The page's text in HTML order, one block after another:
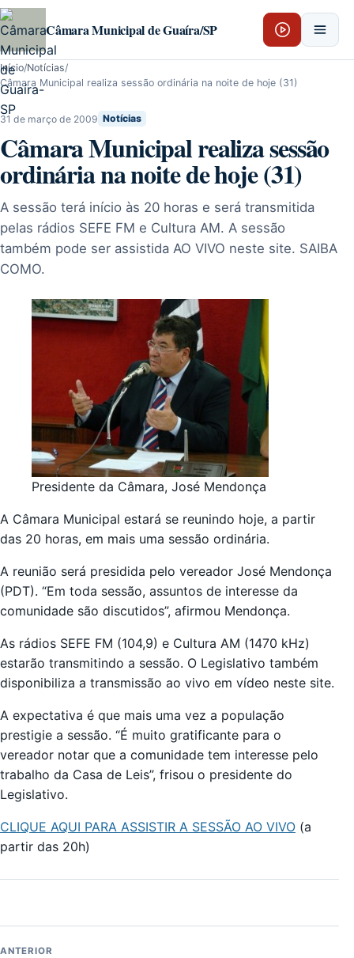
Pular para o conteúdo
Câmara Municipal de Guaíra/SP
Início/Notícias/
Câmara Municipal realiza sessão ordinária na noite de hoje (31)
31 de março de 2009 Notícias
Câmara Municipal realiza sessão
ordinária na noite de hoje (31)
A sessão terá início às 20 horas e será transmitida
pelas rádios SEFE FM e Cultura AM. A sessão
também pode ser assistida AO VIVO neste site. SAIBA
COMO.
Presidente da Câmara, José Mendonça
A Câmara Municipal estará se reunindo hoje, a partir
das 20 horas, em mais uma sessão ordinária.
A reunião será presidida pelo vereador José Mendonça
(PDT). “Em toda sessão, assuntos de interesse da
comunidade são discutidos”, afirmou Mendonça.
As rádios SEFE FM (104,9) e Cultura AM (1470 kHz)
estarão transmitindo a sessão. O Legislativo também
disponibiliza a transmissão ao vivo em vídeo neste site.
A expectativa é que mais uma vez a população
prestigie a sessão. “É muito gratificante para o
vereador notar que a comunidade tem interesse pelo
trabalho da Casa de Leis”, frisou o presidente do
Legislativo.
CLIQUE AQUI PARA ASSISTIR A SESSÃO AO VIVO (a
partir das 20h)
ANTERIOR